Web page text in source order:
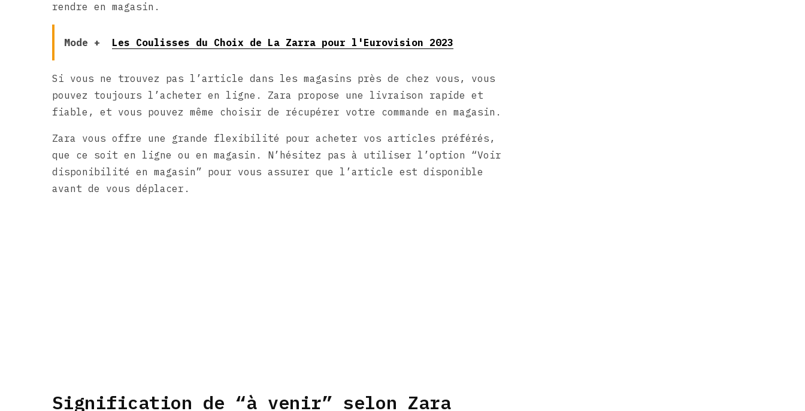
rendre en magasin.
Mode + Les Coulisses du Choix de La Zarra pour l'Eurovision 2023
Si vous ne trouvez pas l’article dans les magasins près de chez vous, vous
pouvez toujours l’acheter en ligne. Zara propose une livraison rapide et
fiable, et vous pouvez même choisir de récupérer votre commande en magasin.
Zara vous offre une grande flexibilité pour acheter vos articles préférés,
que ce soit en ligne ou en magasin. N’hésitez pas à utiliser l’option “Voir
disponibilité en magasin” pour vous assurer que l’article est disponible
avant de vous déplacer.
Signification de “à venir” selon Zara